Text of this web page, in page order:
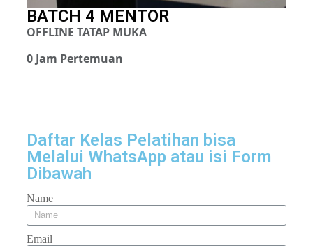
BATCH 4 MENTOR
OFFLINE TATAP MUKA
0 Jam Pertemuan
Daftar Kelas Pelatihan bisa
Melalui WhatsApp atau isi Form
Dibawah
Name
Email